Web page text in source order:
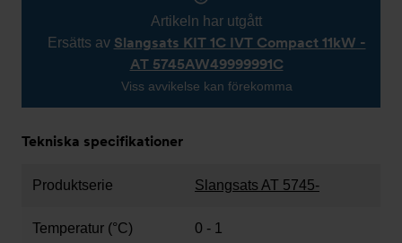
Artikeln har utgått
Ersätts av Slangsats KIT 1C IVT Compact 11kW -
AT 5745AW49999991C
Viss avvikelse kan förekomma
Tekniska specifikationer
Produktserie Slangsats AT 5745-
Temperatur (°C) 0 - 1